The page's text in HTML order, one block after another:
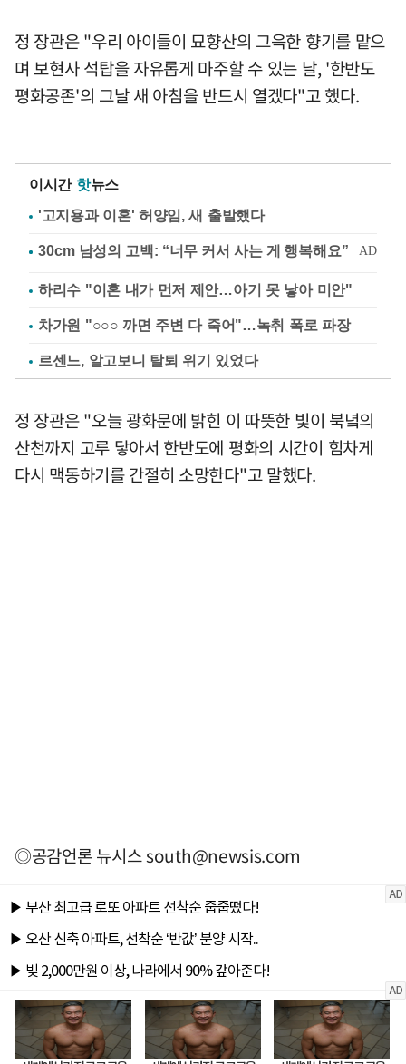
정 장관은 "우리 아이들이 묘향산의 그윽한 향기를 맡으
며 보현사 석탑을 자유롭게 마주할 수 있는 날, '한반도
평화공존'의 그날 새 아침을 반드시 열겠다"고 했다.
이시간 핫뉴스
'고지용과 이혼' 허양임, 새 출발했다
하리수 "이혼 내가 먼저 제안…아기 못 낳아 미안"
차가원 "○○○ 까면 주변 다 죽어"…녹취 폭로 파장
르센느, 알고보니 탈퇴 위기 있었다
정 장관은 "오늘 광화문에 밝힌 이 따뜻한 빛이 북녘의
산천까지 고루 닿아서 한반도에 평화의 시간이 힘차게
다시 맥동하기를 간절히 소망한다"고 말했다.
◎공감언론 뉴시스south@newsis.com